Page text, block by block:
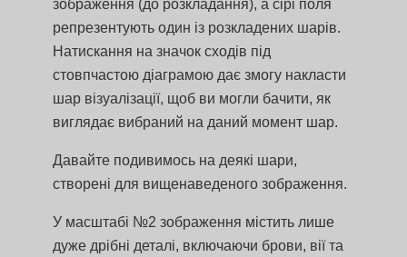
зображення (до розкладання), а сірі поля
репрезентують один із розкладених шарів.
Натискання на значок сходів під
стовпчастою діаграмою дає змогу накласти
шар візуалізації, щоб ви могли бачити, як
виглядає вибраний на даний момент шар.
Давайте подивимось на деякі шари,
створені для вищенаведеного зображення.
У масштабі №2 зображення містить лише
дуже дрібні деталі, включаючи брови, вії та